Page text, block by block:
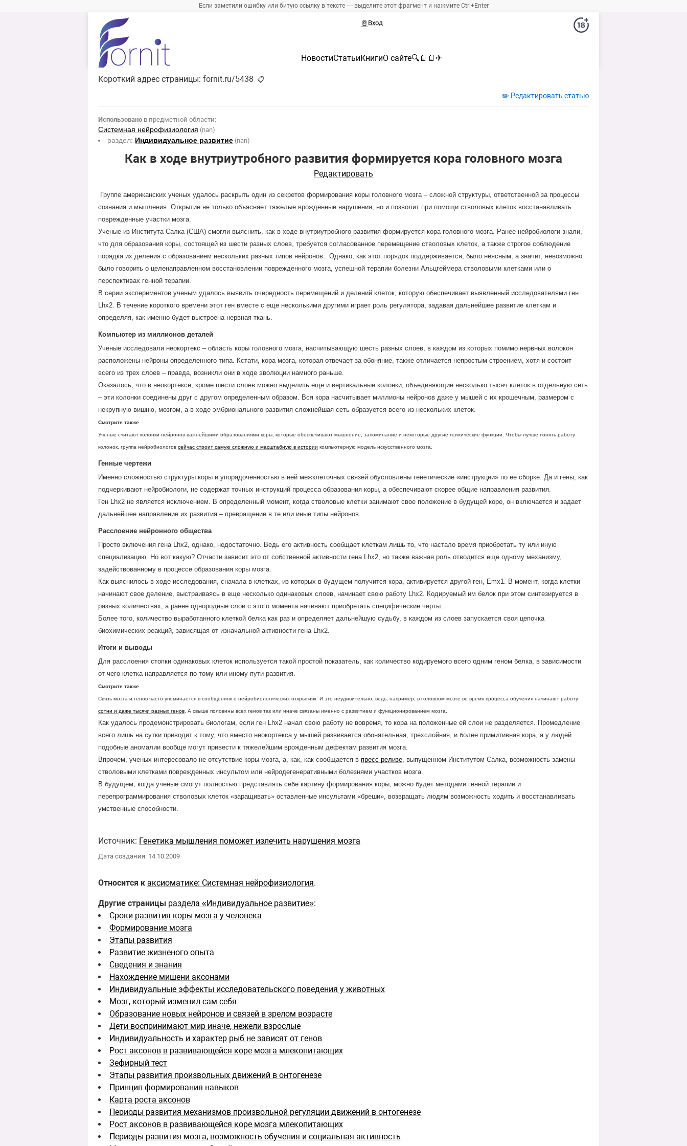
Если заметили ошибку или битую ссылку в тексте — выделите этот фрагмент и нажмите Ctrl+Enter
🚪 Вход
НовостиСтатьиКнигиО сайте🔍 📄 📄 ✈
Короткий адрес страницы: fornit.ru/5438 📋
✏️ Редактировать статью
Использовано в предметной области:
Системная нейрофизиология (nan)
раздел: Индивидуальное развитие (nan)
Как в ходе внутриутробного развития формируется кора головного мозга
Редактировать
Группе американских ученых удалось раскрыть один из секретов формирования коры головного мозга – сложной структуры, ответственной за процессы
сознания и мышления. Открытие не только объясняет тяжелые врожденные нарушения, но и позволит при помощи стволовых клеток восстанавливать
поврежденные участки мозга.
Ученые из Института Салка (США) смогли выяснить, как в ходе внутриутробного развития формируется кора головного мозга. Ранее нейробиологи знали,
что для образования коры, состоящей из шести разных слоев, требуется согласованное перемещение стволовых клеток, а также строгое соблюдение
порядка их деления с образованием нескольких разных типов нейронов.. Однако, как этот порядок поддерживается, было неясным, а значит, невозможно
было говорить о целенаправленном восстановлении поврежденного мозга, успешной терапии болезни Альцгеймера стволовыми клетками или о
перспективах генной терапии.
В серии экспериментов ученым удалось выявить очередность перемещений и делений клеток, которую обеспечивает выявленный исследователями ген
Lhx2. В течение короткого времени этот ген вместе с еще несколькими другими играет роль регулятора, задавая дальнейшее развитие клеткам и
определяя, как именно будет выстроена нервная ткань.
Компьютер из миллионов деталей
Ученые исследовали неокортекс – область коры головного мозга, насчитывающую шесть разных слоев, в каждом из которых помимо нервных волокон
расположены нейроны определенного типа. Кстати, кора мозга, которая отвечает за обоняние, также отличается непростым строением, хотя и состоит
всего из трех слоев – правда, возникли они в ходе эволюции намного раньше.
Оказалось, что в неокортексе, кроме шести слоев можно выделить еще и вертикальные колонки, объединяющие несколько тысяч клеток в отдельную сеть
– эти колонки соединены друг с другом определенным образом. Вся кора насчитывает миллионы нейронов даже у мышей с их крошечным, размером с
некрупную вишню, мозгом, а в ходе эмбрионального развития сложнейшая сеть образуется всего из нескольких клеток.
Смотрите также
Ученые считают колонки нейронов важнейшими образованиями коры, которые обеспечивают мышление, запоминание и некоторые другие психические функции. Чтобы лучше понять работу
колонок, группа нейробиологов сейчас строит самую сложную и масштабную в истории компьютерную модель искусственного мозга.
Генные чертежи
Именно сложностью структуры коры и упорядоченностью в ней межклеточных связей обусловлены генетические «инструкции» по ее сборке. Да и гены, как
подчеркивают нейробиологи, не содержат точных инструкций процесса образования коры, а обеспечивают скорее общие направления развития.
Ген Lhx2 не является исключением. В определенный момент, когда стволовые клетки занимают свое положение в будущей коре, он включается и задает
дальнейшее направление их развития – превращение в те или иные типы нейронов.
Расслоение нейронного общества
Просто включения гена Lhx2, однако, недостаточно. Ведь его активность сообщает клеткам лишь то, что настало время приобретать ту или иную
специализацию. Но вот какую? Отчасти зависит это от собственной активности гена Lhx2, но также важная роль отводится еще одному механизму,
задействованному в процессе образования коры мозга.
Как выяснилось в ходе исследования, сначала в клетках, из которых в будущем получится кора, активируется другой ген, Emx1. В момент, когда клетки
начинают свое деление, выстраиваясь в еще несколько одинаковых слоев, начинает свою работу Lhx2. Кодируемый им белок при этом синтезируется в
разных количествах, а ранее однородные слои с этого момента начинают приобретать специфические черты.
Более того, количество выработанного клеткой белка как раз и определяет дальнейшую судьбу, в каждом из слоев запускается своя цепочка
биохимических реакций, зависящая от изначальной активности гена Lhx2.
Итоги и выводы
Для расслоения стопки одинаковых клеток используется такой простой показатель, как количество кодируемого всего одним геном белка, в зависимости
от чего клетка направляется по тому или иному пути развития.
Смотрите также
Связь мозга и генов часто упоминается в сообщениях о нейробиологических открытиях. И это неудивительно, ведь, например, в головном мозге во время процесса обучения начинают работу
сотни и даже тысячи разных генов . А свыше половины всех генов так или иначе связаны именно с развитием и функционированием мозга.
Как удалось продемонстрировать биологам, если ген Lhx2 начал свою работу не вовремя, то кора на положенные ей слои не разделяется. Промедление
всего лишь на сутки приводит к тому, что вместо неокортекса у мышей развивается обонятельная, трехслойная, и более примитивная кора, а у людей
подобные аномалии вообще могут привести к тяжелейшим врожденным дефектам развития мозга.
Впрочем, ученых интересовало не отсутствие коры мозга, а, как, как сообщается в пресс-релизе, выпущенном Институтом Салка, возможность замены
стволовыми клетками поврежденных инсультом или нейродегенеративными болезнями участков мозга.
В будущем, когда ученые смогут полностью представлять себе картину формирования коры, можно будет методами генной терапии и
перепрограммирования стволовых клеток «заращивать» оставленные инсультами «бреши», возвращать людям возможность ходить и восстанавливать
умственные способности.
Источник: Генетика мышления поможет излечить нарушения мозга
Дата создания: 14.10.2009
Относится к аксиоматике: Системная нейрофизиология.
Другие страницы раздела «Индивидуальное развитие»:
Сроки развития коры мозга у человека
Формирование мозга
Этапы развития
Развитие жизненого опыта
Сведения и знания
Нахождение мишени аксонами
Индивидуальные эффекты исследовательского поведения у животных
Мозг, который изменил сам себя
Образование новых нейронов и связей в зрелом возрасте
Дети воспринимают мир иначе, нежели взрослые
Индивидуальность и характер рыб не зависят от генов
Рост аксонов в развивающейся коре мозга млекопитающих
Зефирный тест
Этапы развития произвольных движений в онтогенезе
Принцип формирования навыков
Карта роста аксонов
Периоды развития механизмов произвольной регуляции движений в онтогенезе
Рост аксонов в развивающейся коре мозга млекопитающих
Периоды развития мозга, возможность обучения и социальная активность